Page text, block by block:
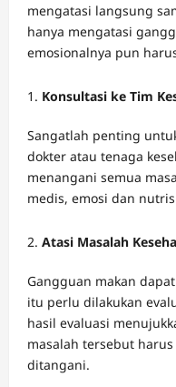
mengatasi langsung
hanya mengatasi
emosionalnya pun
Konsultasi ke Tim
Sangatlah penting
dokter atau tenaga
menangani semua
medis, emosi dan
Atasi Masalah
Gangguan makan
itu perlu dilakukan
hasil evaluasi
masalah tersebut
ditangani.